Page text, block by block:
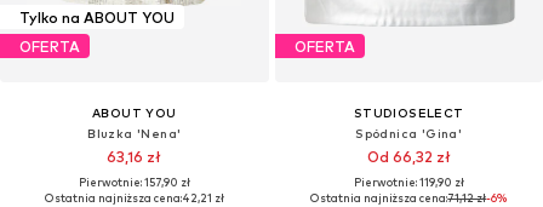
Tylko na ABOUT YOU
OFERTA
ABOUT YOU
Bluzka 'Nena'
63,16 zł
Pierwotnie: 157,90 zł
Ostatnia najniższa cena:42,21 zł
OFERTA
STUDIOSELECT
Spódnica 'Gina'
Od 66,32 zł
Pierwotnie: 119,90 zł
Ostatnia najniższa cena:71,12 zł-6%